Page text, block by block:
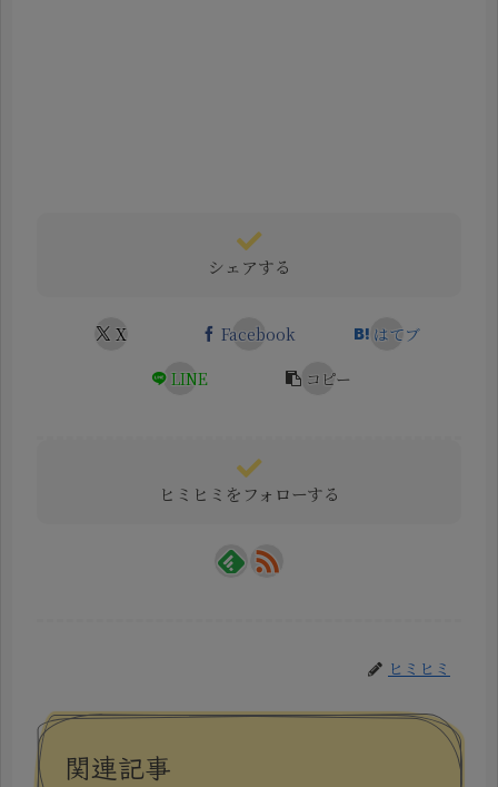
シェアする
X Facebook
はてブ
LINE
コピー
ヒミヒミをフォローする
ヒミヒミ
関連記事